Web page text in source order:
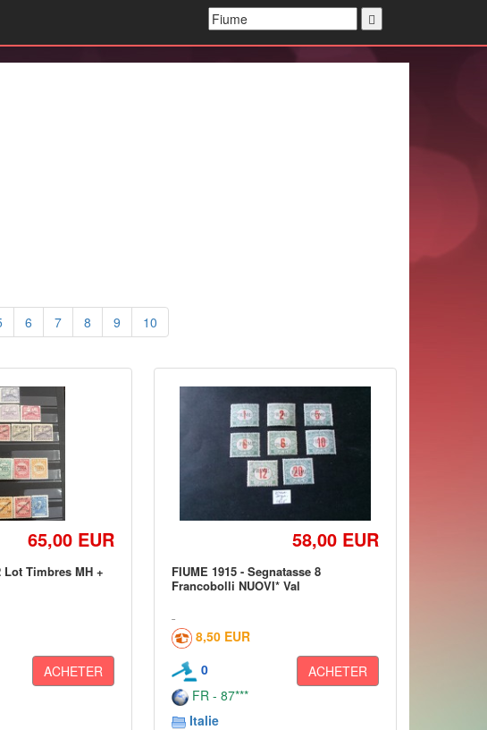
6 7 8 9 10
65,00 EUR
Lot Timbres MH +
ACHETER
58,00 EUR
FIUME 1915 - Segnatasse 8
Francobolli NUOVI* Val
8,50 EUR
0
ACHETER
FR - 87***
Italie